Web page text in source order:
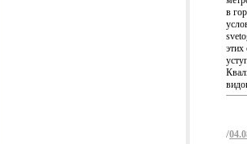
в
этих
/